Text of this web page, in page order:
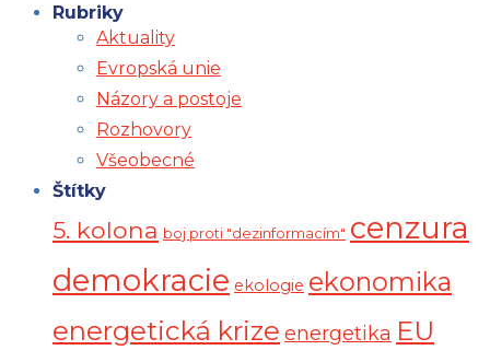
Rubriky
Aktuality
Evropská unie
Názory a postoje
Rozhovory
Všeobecné
Štítky
5. kolona boj proti "dezinformacím" cenzura
demokracie ekologie ekonomika
energetická krize energetika EU